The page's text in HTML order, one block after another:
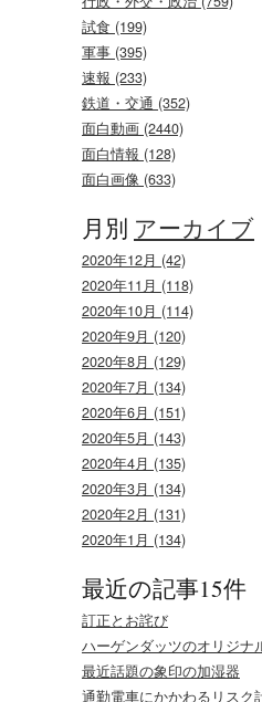
試食 (199)
軍事 (395)
速報 (233)
鉄道・交通 (352)
面白動画 (2440)
面白情報 (128)
面白画像 (633)
月別 アーカイブ
2020年12月 (42)
2020年11月 (118)
2020年10月 (114)
2020年9月 (120)
2020年8月 (129)
2020年7月 (134)
2020年6月 (151)
2020年5月 (143)
2020年4月 (135)
2020年3月 (134)
2020年2月 (131)
2020年1月 (134)
最近の記事15件
訂正とお詫び
ハーゲンダッツのオリジナ
最近話題の象印の加湿器
通勤電車にかかわるリスク